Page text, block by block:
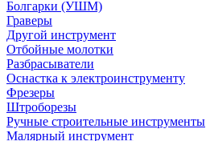
Болгарки (УШМ)
Граверы
Другой инструмент
Отбойные молотки
Разбрасыватели
Оснастка к электроинструменту
Фрезеры
Штроборезы
Ручные строительные инструменты
Малярный инструмент